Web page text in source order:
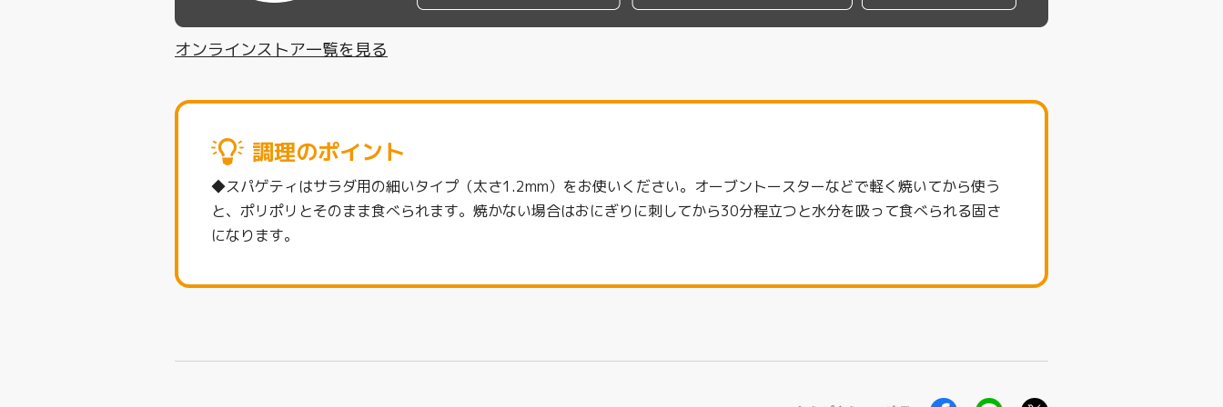
オンラインストア一覧を見る
調理のポイント
◆スパゲティはサラダ用の細いタイプ（太さ1.2mm）をお使いください。オーブントースターなどで軽く焼いてから使う
と、ポリポリとそのまま食べられます。焼かない場合はおにぎりに刺してから30分程立つと水分を吸って食べられる固さ
になります。